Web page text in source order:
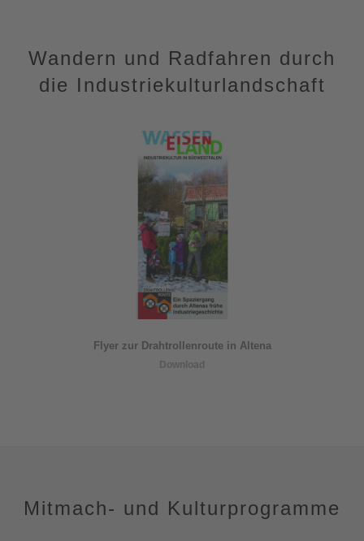
Akzeptieren
Wandern und Radfahren durch
die Industriekulturlandschaft
Flyer zur Drahtrollenroute in Altena
Download
Mitmach- und Kulturprogramme